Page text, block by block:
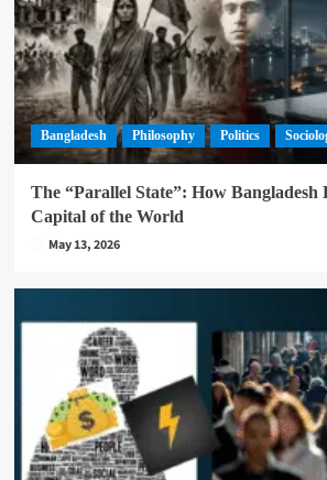
Bangladesh Philosophy Politics
The “Parallel State”: How Bangladesh
Capital of the World
May 13, 2026